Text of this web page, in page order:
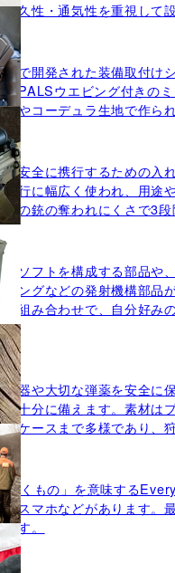
久性・通気性を重視して
で開発された装備取付け
PALSウエビング付きの
やコーデュラ生地で作ら
安全に携行するための入
行に幅広く使われ、用途
の銃の奪われにくさで3段
アソフトを構成する部品
リングなどの発射機構部
の組み合わせで、自分好み
器や大切な弾薬を安全に
十分に備えます。素材は
ケースまで多様であり、
歩くもの」を意味する
スマホなどがあります。
す。